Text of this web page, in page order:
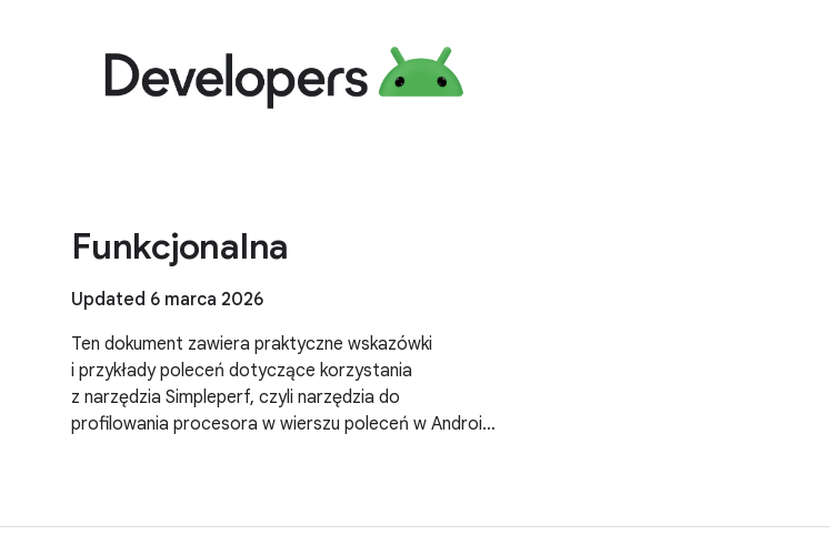
Funkcjonalna
Updated 6 marca 2026
Ten dokument zawiera praktyczne wskazówki
i przykłady poleceń dotyczące korzystania
z narzędzia Simpleperf, czyli narzędzia do
profilowania procesora w wierszu poleceń w Android